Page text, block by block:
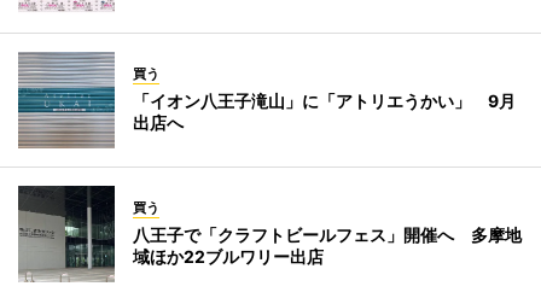
買う
「イオン八王子滝山」に「アトリエうかい」 9月
出店へ
買う
八王子で「クラフトビールフェス」開催へ 多摩地
域ほか22ブルワリー出店